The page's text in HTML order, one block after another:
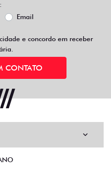
Email
e concordo em receber
CONTATO